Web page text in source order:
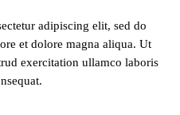
adipiscing elit, sed do
et dolore magna aliqua. Ut
exercitation ullamco laboris